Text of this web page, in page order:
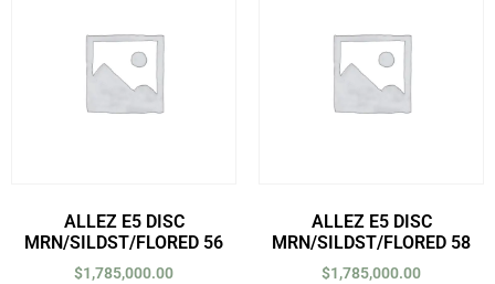
ALLEZ E5 DISC
MRN/SILDST/FLORED 56
$1,785,000.00
ALLEZ E5 DISC
MRN/SILDST/FLORED 58
$1,785,000.00